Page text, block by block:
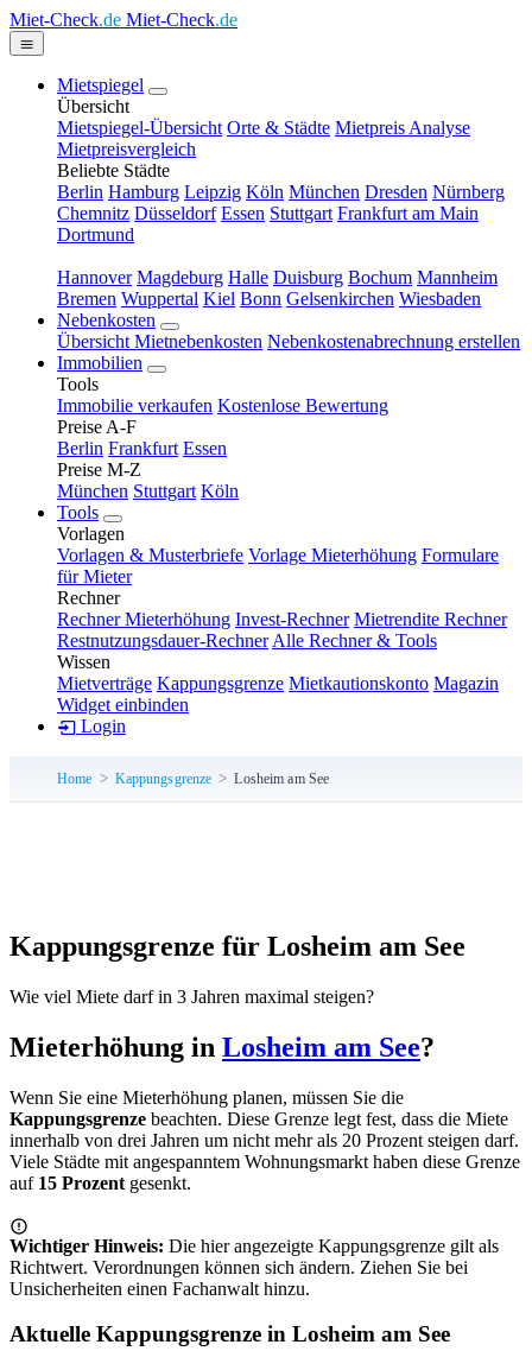
Miet-Check.de Miet-Check.de
Mietspiegel
Übersicht
Mietspiegel-Übersicht Orte & Städte Mietpreis Analyse
Mietpreisvergleich
Beliebte Städte
Berlin Hamburg Leipzig Köln München Dresden Nürnberg
Chemnitz Düsseldorf Essen Stuttgart Frankfurt am Main
Dortmund
Hannover Magdeburg Halle Duisburg Bochum Mannheim
Bremen Wuppertal Kiel Bonn Gelsenkirchen Wiesbaden
Nebenkosten
Übersicht Mietnebenkosten Nebenkostenabrechnung erstellen
Immobilien
Tools
Immobilie verkaufen Kostenlose Bewertung
Preise A-F
Berlin Frankfurt Essen
Preise M-Z
München Stuttgart Köln
Tools
Vorlagen
Vorlagen & Musterbriefe Vorlage Mieterhöhung Formulare
für Mieter
Rechner
Rechner Mieterhöhung Invest-Rechner Mietrendite Rechner
Restnutzungsdauer-Rechner Alle Rechner & Tools
Wissen
Mietverträge Kappungsgrenze Mietkautionskonto Magazin
Widget einbinden
Login
Home Kappungsgrenze Losheim am See
Kappungsgrenze für Losheim am See
Wie viel Miete darf in 3 Jahren maximal steigen?
Mieterhöhung in Losheim am See?
Wenn Sie eine Mieterhöhung planen, müssen Sie die
Kappungsgrenze beachten. Diese Grenze legt fest, dass die Miete
innerhalb von drei Jahren um nicht mehr als 20 Prozent steigen darf.
Viele Städte mit angespanntem Wohnungsmarkt haben diese Grenze
auf 15 Prozent gesenkt.
Wichtiger Hinweis: Die hier angezeigte Kappungsgrenze gilt als
Richtwert. Verordnungen können sich ändern. Ziehen Sie bei
Unsicherheiten einen Fachanwalt hinzu.
Aktuelle Kappungsgrenze in Losheim am See